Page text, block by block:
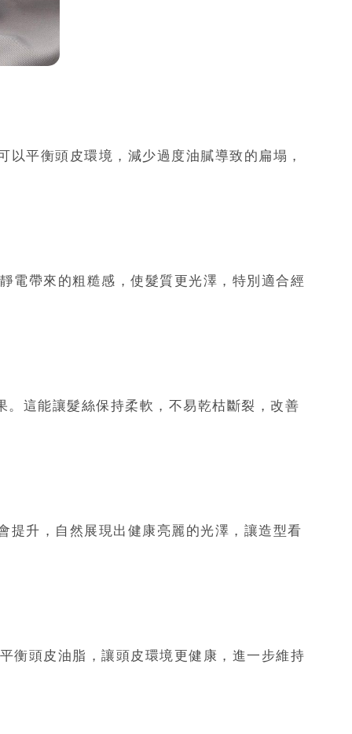
平衡頭皮環境，減少過度油膩導致的扁塌，
電帶來的粗糙感，使髮質更光澤，特別適合經
這能讓髮絲保持柔軟，不易乾枯斷裂，改善
提升，自然展現出健康亮麗的光澤，讓造型看
衡頭皮油脂，讓頭皮環境更健康，進一步維持